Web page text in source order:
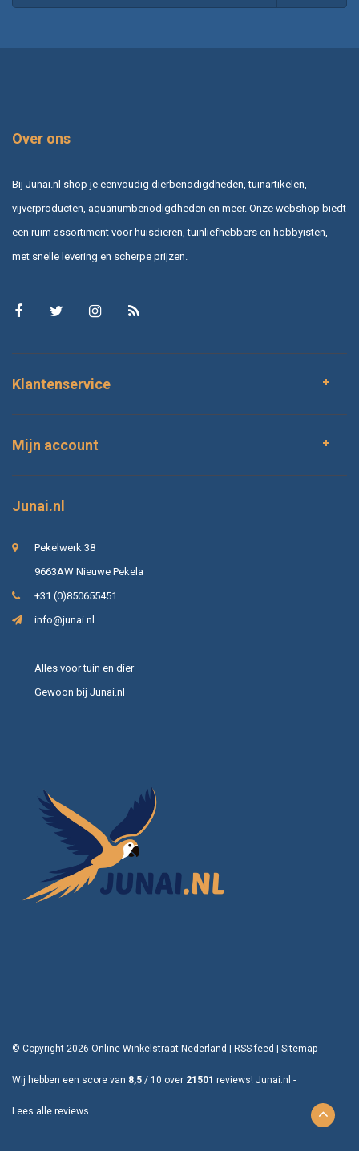
Over ons
Bij Junai.nl shop je eenvoudig dierbenodigdheden, tuinartikelen,
vijverproducten, aquariumbenodigdheden en meer. Onze webshop biedt
een ruim assortiment voor huisdieren, tuinliefhebbers en hobbyisten,
met snelle levering en scherpe prijzen.
Klantenservice
Mijn account
Junai.nl
Pekelwerk 38
9663AW Nieuwe Pekela
+31 (0)850655451
info@junai.nl
Alles voor tuin en dier
Gewoon bij Junai.nl
© Copyright 2026 Online Winkelstraat Nederland RSS-feed Sitemap
Wij hebben een score van 8,5 / 10 over 21501 reviews! Junai.nl -
Lees alle reviews